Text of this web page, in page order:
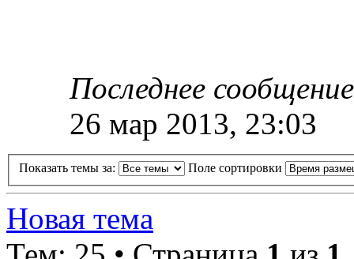
Последнее
26 мар 2013, 23:03
Показать темы за: Поле сортировки
Новая тема